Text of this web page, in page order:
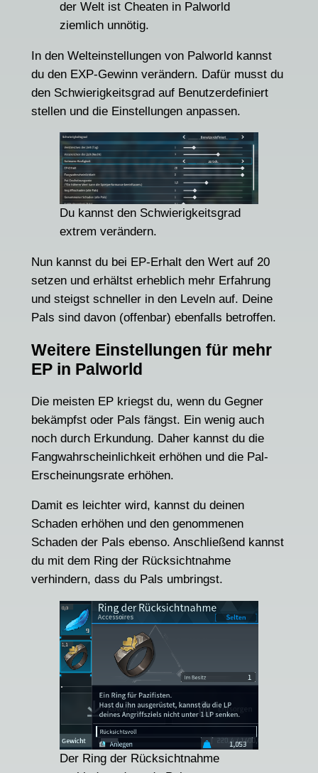
der Welt ist Cheaten in Palworld
ziemlich unnötig.
In den Welteinstellungen von Palworld kannst
du den EXP-Gewinn verändern. Dafür musst du
den Schwierigkeitsgrad auf Benutzerdefiniert
stellen und die Einstellungen anpassen.
Du kannst den Schwierigkeitsgrad
extrem verändern.
Nun kannst du bei EP-Erhalt den Wert auf 20
setzen und erhältst erheblich mehr Erfahrung
und steigst schneller in den Leveln auf. Deine
Pals sind davon (offenbar) ebenfalls betroffen.
Weitere Einstellungen für mehr
EP in Palworld
Die meisten EP kriegst du, wenn du Gegner
bekämpfst oder Pals fängst. Ein wenig auch
noch durch Erkundung. Daher kannst du die
Fangwahrscheinlichkeit erhöhen und die Pal-
Erscheinungsrate erhöhen.
Damit es leichter wird, kannst du deinen
Schaden erhöhen und den genommenen
Schaden der Pals ebenso. Anschließend kannst
du mit dem Ring der Rücksichtnahme
verhindern, dass du Pals umbringst.
Der Ring der Rücksichtnahme